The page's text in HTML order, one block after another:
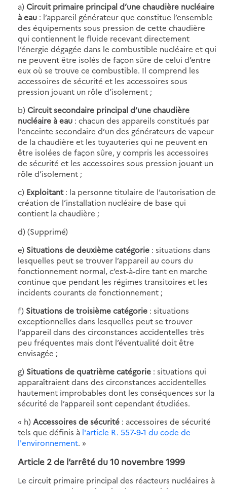
a)Circuit primaire principal d’une chaudière nucléaire
à eau : l’appareil générateur que constitue l’ensemble
des équipements sous pression de cette chaudière
qui contiennent le fluide recevant directement
l’énergie dégagée dans le combustible nucléaire et qui
ne peuvent être isolés de façon sûre de celui d’entre
eux où se trouve ce combustible. Il comprend les
accessoires de sécurité et les accessoires sous
pression jouant un rôle d’isolement ;
b)Circuit secondaire principal d’une chaudière
nucléaire à eau : chacun des appareils constitués par
l’enceinte secondaire d’un des générateurs de vapeur
de la chaudière et les tuyauteries qui ne peuvent en
être isolées de façon sûre, y compris les accessoires
de sécurité et les accessoires sous pression jouant un
rôle d’isolement ;
c) Exploitant: la personne titulaire de l’autorisation de
création de l’installation nucléaire de base qui
contient la chaudière ;
d) (Supprimé)
e) Situations de deuxième catégorie : situations dans
lesquelles peut se trouver l’appareil au cours du
fonctionnement normal, c’est-à-dire tant en marche
continue que pendant les régimes transitoires et les
incidents courants de fonctionnement ;
f) Situations de troisième catégorie : situations
exceptionnelles dans lesquelles peut se trouver
l’appareil dans des circonstances accidentelles très
peu fréquentes mais dont l’éventualité doit être
envisagée ;
g) Situations de quatrième catégorie : situations qui
apparaîtraient dans des circonstances accidentelles
hautement improbables dont les conséquences sur la
sécurité de l’appareil sont cependant étudiées.
« h)Accessoires de sécurité : accessoires de sécurité
tels que définis à l'article R. 557-9-1 du code de
l'environnement. »
Article 2 de l’arrêté du 10 novembre 1999
Le circuit primaire principal des réacteurs nucléaires à